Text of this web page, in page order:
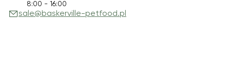
8:00 - 16:00
sale@baskerville-petfood.pl